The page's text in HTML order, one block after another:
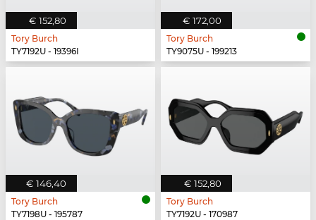
€ 152,80
Tory Burch
TY7192U - 19396I
€ 172,00
Tory Burch
TY9075U - 199213
€ 146,40
Tory Burch
TY7198U - 195787
€ 152,80
Tory Burch
TY7192U - 170987